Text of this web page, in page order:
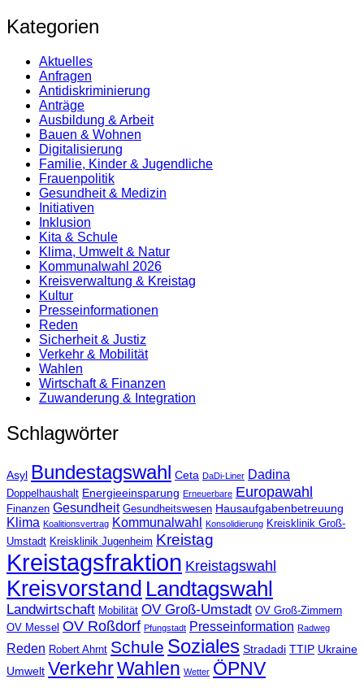
Kategorien
Aktuelles
Anfragen
Antidiskrimi­nierung
Anträge
Ausbildung & Arbeit
Bauen & Wohnen
Digitalisierung
Familie, Kinder & Jugendliche
Frauenpolitik
Gesundheit & Medizin
Initiativen
Inklusion
Kita & Schule
Klima, Umwelt & Natur
Kommunalwahl 2026
Kreisverwaltung & Kreistag
Kultur
Presse­informationen
Reden
Sicherheit & Justiz
Verkehr & Mobilität
Wahlen
Wirtschaft & Finanzen
Zuwanderung & Integration
Schlagwörter
Asyl Bundestagswahl Ceta DaDi-Liner Dadina
Doppelhaushalt Energieeinsparung Erneuerbare Europawahl
Finanzen Gesundheit Gesundheitswesen Hausaufgabenbetreuung
Klima Koalitionsvertrag Kommunalwahl Konsolidierung Kreisklinik Groß-
Umstadt Kreisklinik Jugenheim Kreistag
Kreistagsfraktion Kreistagswahl
Kreisvorstand Landtagswahl
Landwirtschaft Mobilität OV Groß-Umstadt OV Groß-Zimmern
OV Messel OV Roßdorf Pfungstadt Presseinformation Radweg
Reden Robert Ahrnt Schule Soziales Stradadi TTIP Ukraine
Umwelt VerkehrWahlen Wetter ÖPNV